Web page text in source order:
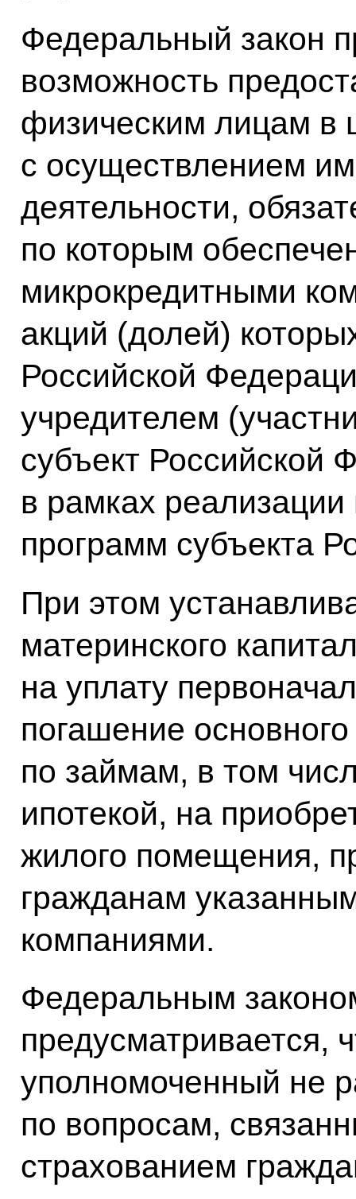
Федеральный закон
возможность
физическим лицам в
с осуществлением
деятельности,
по которым
микрокредитными
акций (долей)
Российской
учредителем
субъект Российской
в рамках реализации
программ субъекта
При этом
материнского
на уплату
погашение
по займам, в том
ипотекой, на
жилого помещения,
гражданам
компаниями.
Федеральным
предусматривается,
уполномоченный не
по вопросам,
страхованием